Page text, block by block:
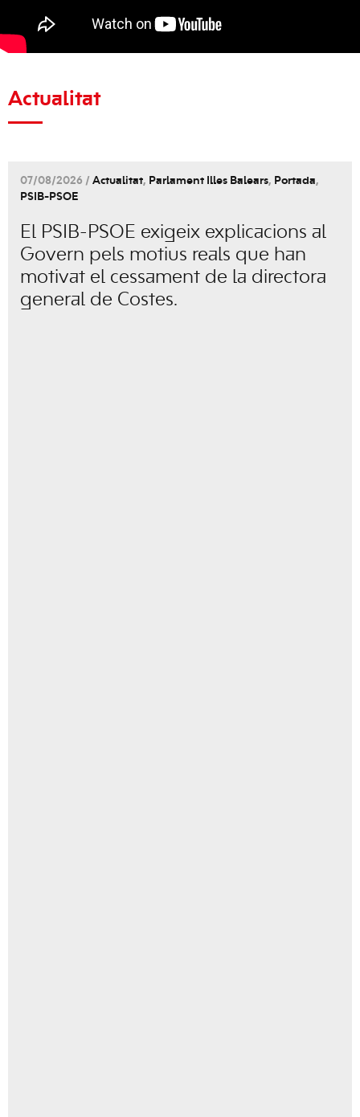
Actualitat
07/08/2026 / Actualitat, Parlament Illes Balears, Portada,
PSIB-PSOE
El PSIB-PSOE exigeix explicacions al
Govern pels motius reals que han
motivat el cessament de la directora
general de Costes.